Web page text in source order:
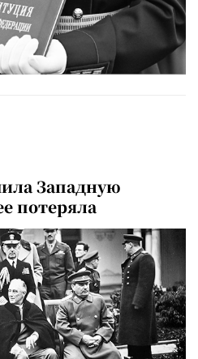
Западную
потеряла